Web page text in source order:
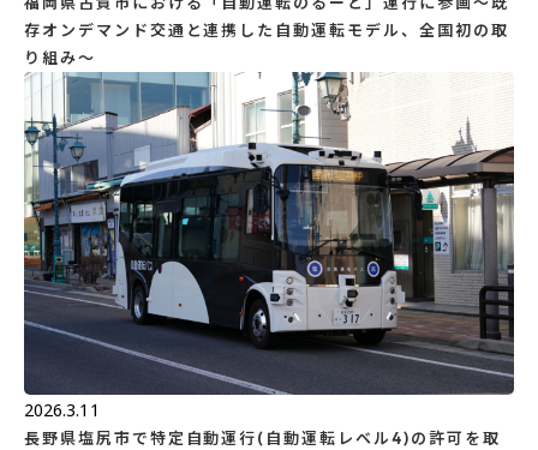
存オンデマンド交通と連携した自動運転モデル、全国初の取
り組み～
2026.3.11
長野県塩尻市で特定自動運行(自動運転レベル4)の許可を取